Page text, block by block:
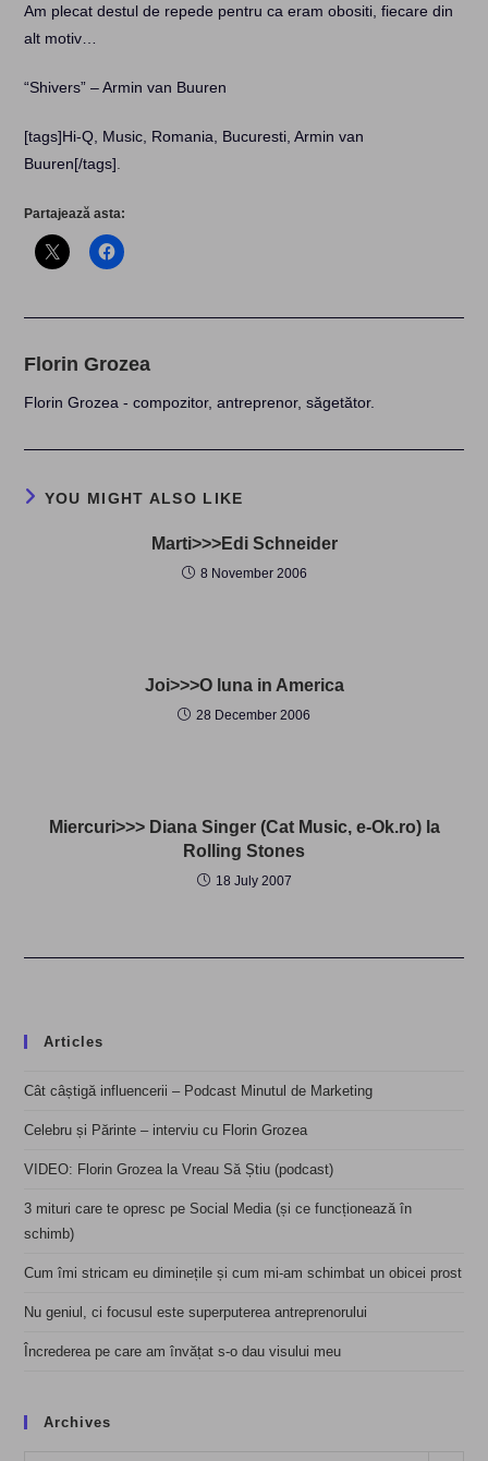
Am plecat destul de repede pentru ca eram obositi, fiecare din
alt motiv…
“Shivers” – Armin van Buuren
[tags]Hi-Q, Music, Romania, Bucuresti, Armin van
Buuren[/tags]
Partajează asta:
Florin Grozea
Florin Grozea - compozitor, antreprenor, săgetător.
YOU MIGHT ALSO LIKE
Marti>>>Edi Schneider
8 November 2006
Joi>>>O luna in America
28 December 2006
Miercuri>>> Diana Singer (Cat Music, e-Ok.ro) la
Rolling Stones
18 July 2007
Articles
Cât câștigă influencerii – Podcast Minutul de Marketing
Celebru și Părinte – interviu cu Florin Grozea
VIDEO: Florin Grozea la Vreau Să Știu (podcast)
3 mituri care te opresc pe Social Media (și ce funcționează în
schimb)
Cum îmi stricam eu diminețile și cum mi-am schimbat un obicei prost
Nu geniul, ci focusul este superputerea antreprenorului
Încrederea pe care am învățat s-o dau visului meu
Archives